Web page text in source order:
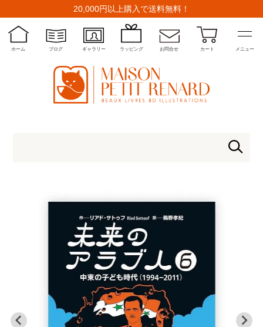
20,000円以上購入で送料無料！
ホーム ブログ ギャラリー ラッピング お問合せ カート メニュー